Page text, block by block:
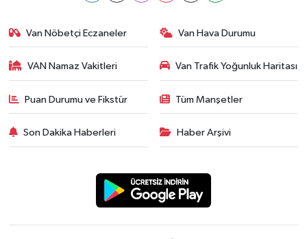
Van Nöbetçi Eczaneler Van Hava Durumu
VAN Namaz Vakitleri Van Trafik Yoğunluk Haritası
Puan Durumu ve Fikstür Tüm Manşetler
Son Dakika Haberleri Haber Arşivi